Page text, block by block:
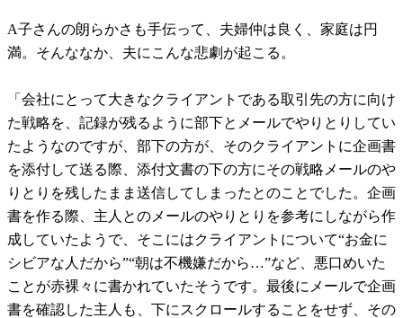
A子さんの朗らかさも手伝って、夫婦仲は良く、家庭は円
満。そんななか、夫にこんな悲劇が起こる。
「会社にとって大きなクライアントである取引先の方に向け
た戦略を、記録が残るように部下とメールでやりとりしてい
たようなのですが、部下の方が、そのクライアントに企画書
を添付して送る際、添付文書の下の方にその戦略メールのや
りとりを残したまま送信してしまったとのことでした。企画
書を作る際、主人とのメールのやりとりを参考にしながら作
成していたようで、そこにはクライアントについて“お金に
シビアな人だから”“朝は不機嫌だから…”など、悪口めいた
ことが赤裸々に書かれていたそうです。最後にメールで企画
書を確認した主人も、下にスクロールすることをせず、その